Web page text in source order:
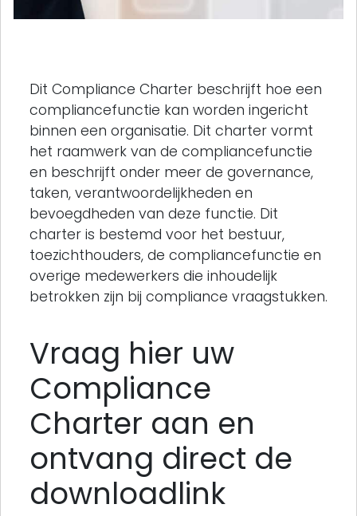
Dit Compliance Charter beschrijft hoe een
compliancefunctie kan worden ingericht
binnen een organisatie. Dit charter vormt
het raamwerk van de compliancefunctie
en beschrijft onder meer de governance,
taken, verantwoordelijkheden en
bevoegdheden van deze functie. Dit
charter is bestemd voor het bestuur,
toezichthouders, de compliancefunctie en
overige medewerkers die inhoudelijk
betrokken zijn bij compliance vraagstukken.
Vraag hier uw
Compliance
Charter aan en
ontvang direct de
downloadlink